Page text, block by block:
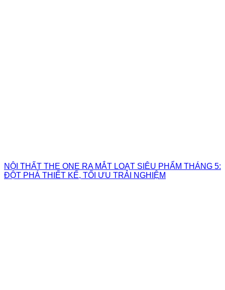
NỘI THẤT THE ONE RA MẮT LOẠT SIÊU PHẨM THÁNG 5:
ĐỘT PHÁ THIẾT KẾ, TỐI ƯU TRẢI NGHIỆM